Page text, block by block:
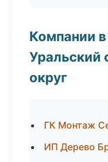
Компании в
Уральский
округ
ГК Монтаж
ИП Дерево